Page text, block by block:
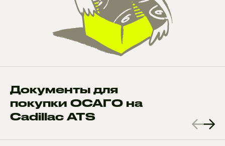
Документы для
покупки ОСАГО на
Cadillac ATS